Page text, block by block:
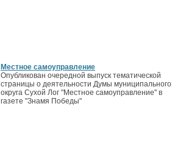
Местное самоуправление
Опубликован очередной выпуск тематической
страницы о деятельности Думы муниципального
округа Сухой Лог "Местное самоуправление" в
газете "Знамя Победы"